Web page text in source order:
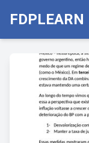
FDPLEARN